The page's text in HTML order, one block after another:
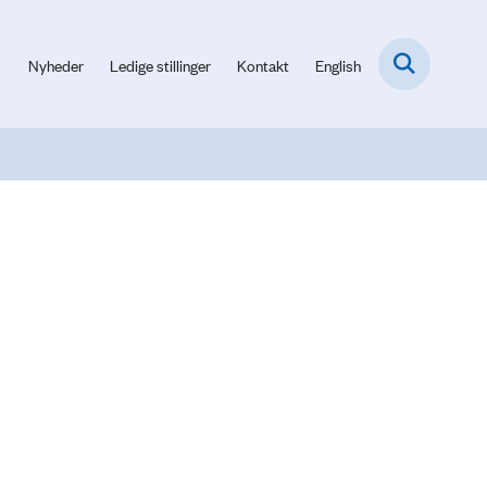
Nyheder Ledige stillinger Kontakt English